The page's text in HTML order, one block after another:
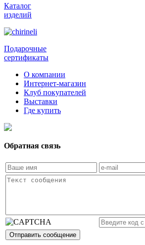
Каталог
изделий
Подарочные
сертификаты
О компании
Интернет-магазин
Клуб покупателей
Выставки
Где купить
Обратная связь